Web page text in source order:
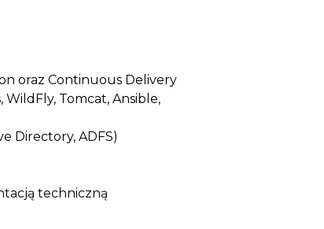
oraz Continuous Delivery
WildFly, Tomcat, Ansible,
Directory, ADFS)
techniczną